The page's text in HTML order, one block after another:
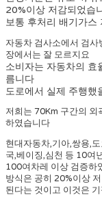
20%이상 저감되었습
보통 후처리 배기가
자동차 검사소에서 검
장에서는 잘 모르지요
소비자는 자동차의 효
름니다
도로에서 실제 주행했
저희는 70Km 구간의
하였습니다
현대자동차,기아,쌍용,
국,베이징,심천 등 10여
100여차레 이상 검증하
방식은 공히 20%이상
된다는 것이고 이것은